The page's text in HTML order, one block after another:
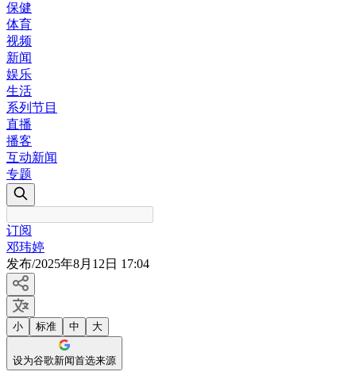
保健
体育
视频
新闻
娱乐
生活
系列节目
直播
播客
互动新闻
专题
订阅
邓玮婷
发布/2025年8月12日 17:04
小 标准 中 大
设为谷歌新闻首选来源